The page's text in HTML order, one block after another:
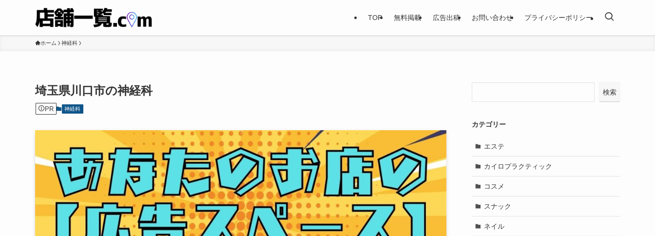
TOP 無料掲載 広告出稿 お問い合わせ プライバシーポリシー
ホーム 神経科
埼玉県川口市の神経科
PR 神経科
検索
カテゴリー
エステ
カイロプラクティック
コスメ
スナック
ネイル